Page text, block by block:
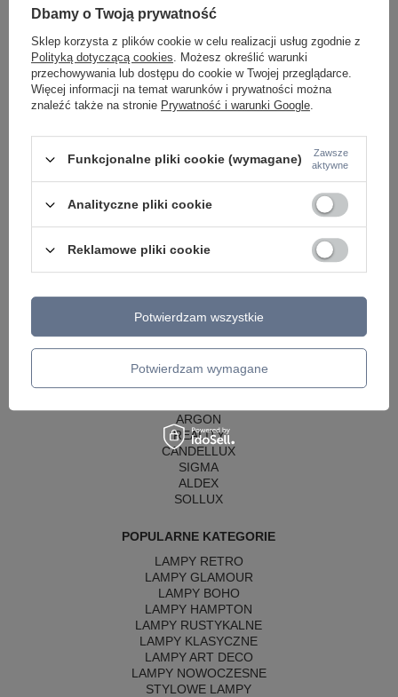
ŻYRANDOLE
LAMPKI NOCNE
ŻYRANDOLE KRYSZTAŁOWE
LAMPY WISZĄCE CZARNE
LAMPY WISZĄCE - OKRĘGI
KINKIETY DO SYPIALNI
LAMPY SUFITOWE OKRĄGŁE
LAMPY ZEWNĘTRZNE
SŁUPKI OGRODOWE
LAMPY OGRODOWE - WISZĄCE
LAMPY WISZĄCE - ZEWNĘTRZNE
LAMPY OGRODOWE - SUFITOWE
LAMPY SOLARNE
OPRAWY OGRODOWE
GIRLANDY OGRODOWE
PRODUCENCI
AZZARDO
ITALUX
ARGON
REALITY
CANDELLUX
SIGMA
ALDEX
SOLLUX
POPULARNE KATEGORIE
LAMPY RETRO
LAMPY GLAMOUR
LAMPY BOHO
LAMPY HAMPTON
LAMPY RUSTYKALNE
LAMPY KLASYCZNE
LAMPY ART DECO
LAMPY NOWOCZESNE
STYLOWE LAMPY
Dbamy o Twoją prywatność
Sklep korzysta z plików cookie w celu realizacji usług zgodnie z
Polityką dotyczącą cookies. Możesz określić warunki
przechowywania lub dostępu do cookie w Twojej przeglądarce.
Więcej informacji na temat warunków i prywatności można
znaleźć także na stronie Prywatność i warunki Google.
Funkcjonalne pliki cookie (wymagane)
Zawsze
aktywne
Analityczne pliki cookie
Reklamowe pliki cookie
Potwierdzam wymagane
Potwierdzam wszystkie